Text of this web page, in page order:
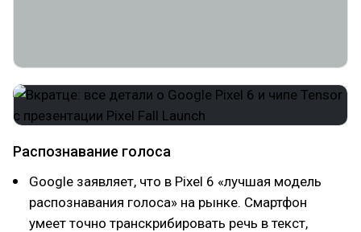
Распознавание голоса
Google заявляет, что в Pixel 6 «лучшая модель
распознавания голоса» на рынке. Смартфон
умеет точно транскрибировать речь в текст,